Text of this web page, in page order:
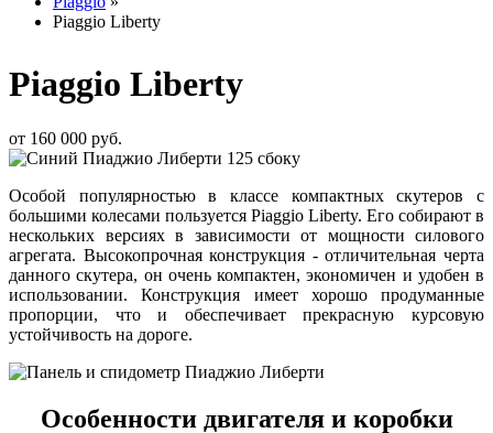
Piaggio Liberty
Piaggio Liberty
от 160 000 руб.
Особой популярностью в классе компактных скутеров с
большими колесами пользуется Piaggio Liberty. Его собирают в
нескольких версиях в зависимости от мощности силового
агрегата. Высокопрочная конструкция - отличительная черта
данного скутера, он очень компактен, экономичен и удобен в
использовании. Конструкция имеет хорошо продуманные
пропорции, что и обеспечивает прекрасную курсовую
устойчивость на дороге.
Особенности двигателя и коробки